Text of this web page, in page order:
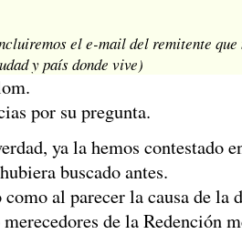
el e-mail del remitente que
y país donde vive)
por su pregunta.
ya la hemos contestado
buscado antes.
como al parecer la causa de
de la Redención